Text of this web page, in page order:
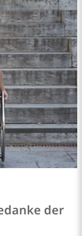
der